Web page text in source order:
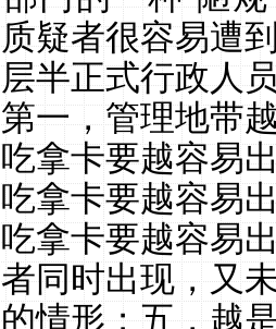
疑者很容易遭
半正式行政人
一，管理地带
拿卡要越容易
拿卡要越容易
拿卡要越容易
同时出现，又
情形；五，越